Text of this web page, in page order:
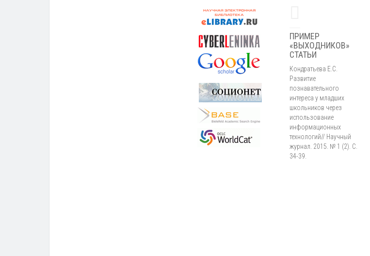
ПРИМЕР
«ВЫХОДНИКОВ»
СТАТЬИ
Кондратьева Е.С.
Развитие
познавательного
интереса у младших
школьников через
использование
информационных
технологий// Научный
журнал. 2015. № 1 (2). С.
34-39.